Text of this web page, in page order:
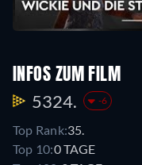
INFOS ZUM FILM
5324. -6
Top Rank:35.
Top 10:0 TAGE